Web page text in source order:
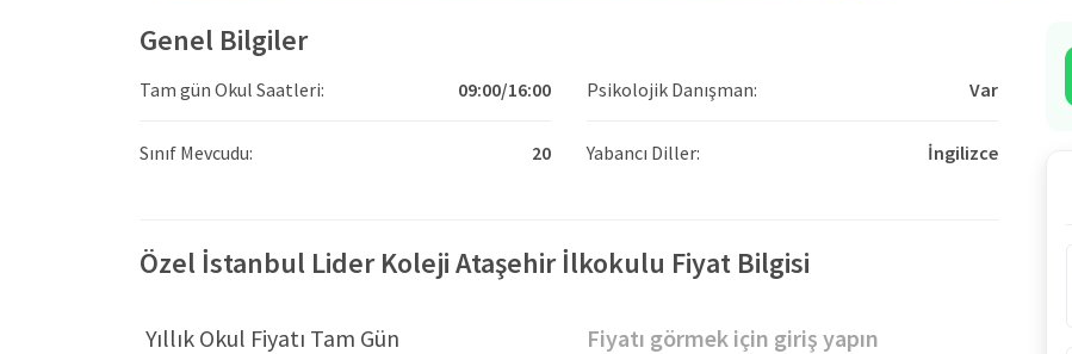
Genel Bilgiler
Tam gün Okul Saatleri: 09:00/16:00 Psikolojik Danışman: Var
Sınıf Mevcudu: 20 Yabancı Diller: İngilizce
Özel İstanbul Lider Koleji Ataşehir İlkokulu Fiyat Bilgisi
Yıllık Okul Fiyatı Tam Gün Fiyatı görmek için giriş yapın